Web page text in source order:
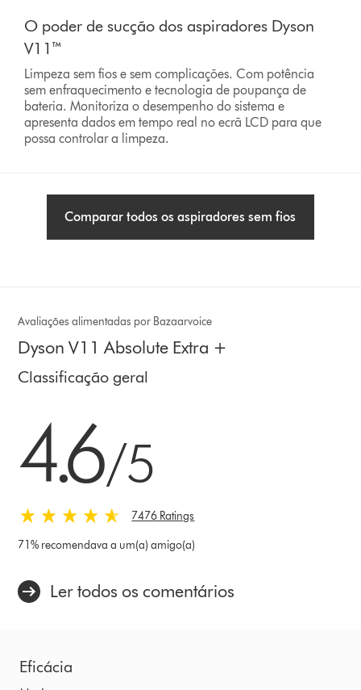
O poder de sucção dos aspiradores Dyson
V11™
Limpeza sem fios e sem complicações. Com potência
sem enfraquecimento e tecnologia de poupança de
bateria. Monitoriza o desempenho do sistema e
apresenta dados em tempo real no ecrã LCD para que
possa controlar a limpeza.
Comparar todos os aspiradores sem fios
Avaliações alimentadas por Bazaarvoice
Dyson V11 Absolute Extra +
Classificação geral
4.6/5
7476 Ratings
71% recomendava a um(a) amigo(a)
Ler todos os comentários
Eficácia